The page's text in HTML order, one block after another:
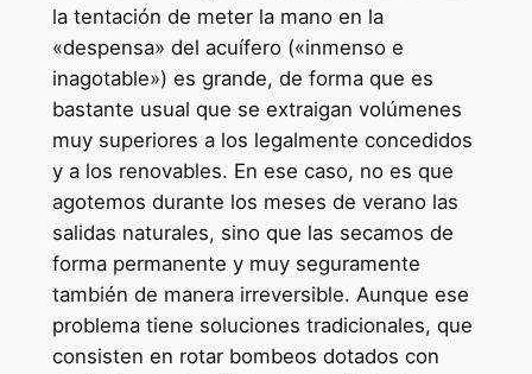
la tentación de meter la mano en la
«despensa» del acuífero («inmenso e
inagotable») es grande, de forma que es
bastante usual que se extraigan volúmenes
muy superiores a los legalmente concedidos
y a los renovables. En ese caso, no es que
agotemos durante los meses de verano las
salidas naturales, sino que las secamos de
forma permanente y muy seguramente
también de manera irreversible. Aunque ese
problema tiene soluciones tradicionales, que
consisten en rotar bombeos dotados con